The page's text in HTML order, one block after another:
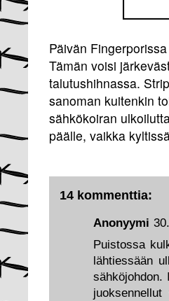
Päivän
Tämän voisi
talutushihnassa.
sanoman kuitenkin
sähkökoiran
päälle, vaikka
14 kommenttia:
Anonyymi
Puistossa
lähtiessään
sähköjohdon.